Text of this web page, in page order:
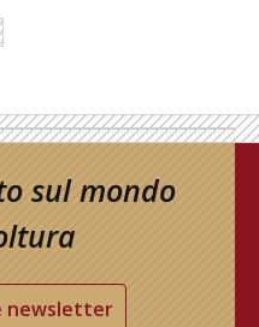
sul mondo
newsletter